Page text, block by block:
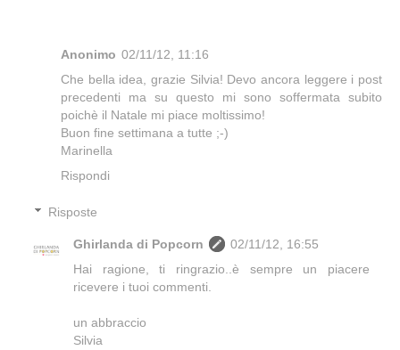
Anonimo 02/11/12, 11:16
Che bella idea, grazie Silvia! Devo ancora leggere i post
precedenti ma su questo mi sono soffermata subito
poichè il Natale mi piace moltissimo!
Buon fine settimana a tutte ;-)
Marinella
Rispondi
Risposte
Ghirlanda di Popcorn
02/11/12, 16:55
Hai ragione, ti ringrazio..è sempre un piacere
ricevere i tuoi commenti.
un abbraccio
Silvia